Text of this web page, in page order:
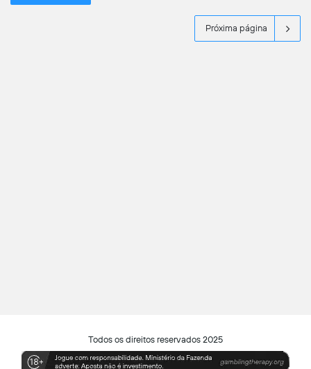
Próxima página
Todos os direitos reservados 2025